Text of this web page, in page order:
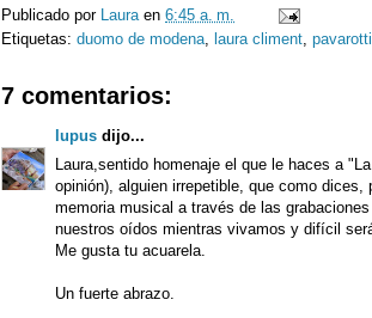
Publicado por Laura en 6:45 a. m.
Etiquetas: duomo de modena laura climent pavarotti
7 comentarios:
lupus dijo...
Laura,sentido homenaje el que le haces a
opinión), alguien irrepetible, que como dices,
memoria musical a través de las
nuestros oídos mientras vivamos y difícil
Me gusta tu acuarela.
Un fuerte abrazo.